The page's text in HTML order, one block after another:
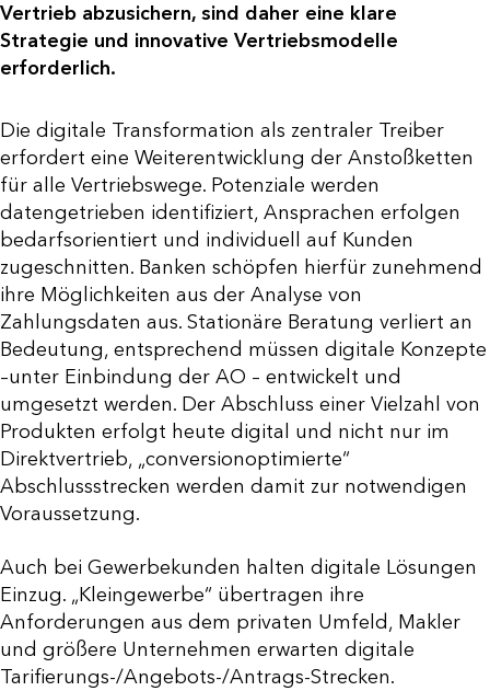
Vertrieb abzusichern, sind daher eine klare
Strategie und innovative Vertriebsmodelle
erforderlich.
Die digitale Transformation als zentraler Treiber
erfordert eine Weiterentwicklung der Anstoßketten
für alle Vertriebswege. Potenziale werden
datengetrieben identifiziert, Ansprachen erfolgen
bedarfsorientiert und individuell auf Kunden
zugeschnitten. Banken schöpfen hierfür zunehmend
ihre Möglichkeiten aus der Analyse von
Zahlungsdaten aus. Stationäre Beratung verliert an
Bedeutung, entsprechend müssen digitale Konzepte
–unter Einbindung der AO – entwickelt und
umgesetzt werden. Der Abschluss einer Vielzahl von
Produkten erfolgt heute digital und nicht nur im
Direktvertrieb, „conversionoptimierte“
Abschlussstrecken werden damit zur notwendigen
Voraussetzung.
Auch bei Gewerbekunden halten digitale Lösungen
Einzug. „Kleingewerbe“ übertragen ihre
Anforderungen aus dem privaten Umfeld, Makler
und größere Unternehmen erwarten digitale
Tarifierungs-/Angebots-/Antrags-Strecken.